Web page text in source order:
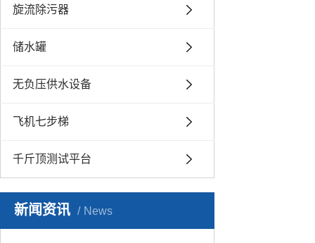
旋流除污器
储水罐
无负压供水设备
飞机七步梯
千斤顶测试平台
新闻资讯 News